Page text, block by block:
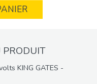
PRODUIT
KING GATES -